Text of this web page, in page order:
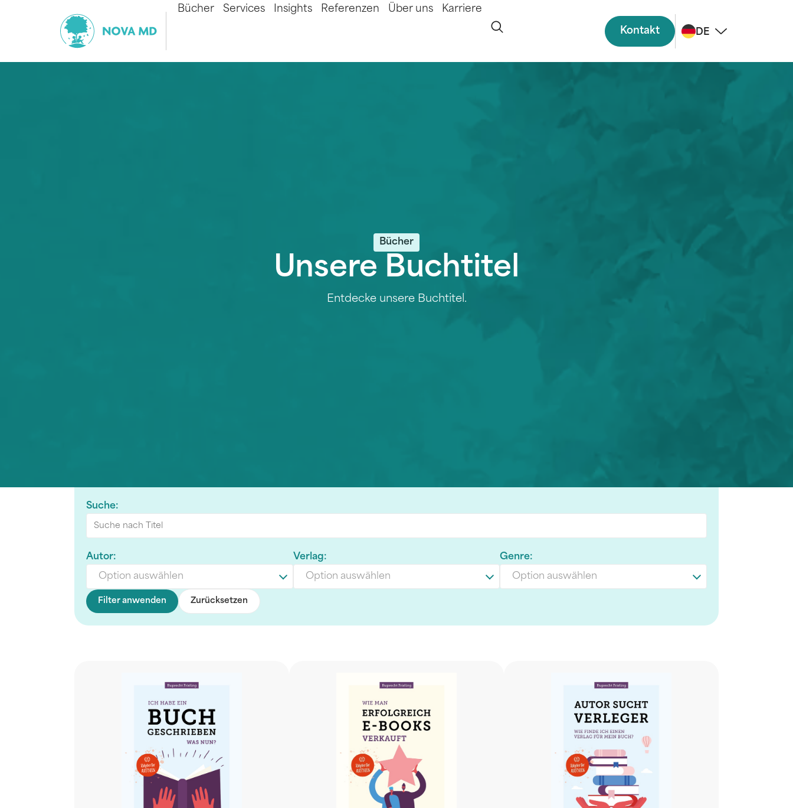
Bücher Services Insights Referenzen Über uns Karriere
Kontakt DE
Bücher
Unsere Buchtitel
Entdecke unsere Buchtitel.
Suche:
Autor:
Option auswählen
Verlag:
Option auswählen
Genre:
Option auswählen
Filter anwenden Zurücksetzen